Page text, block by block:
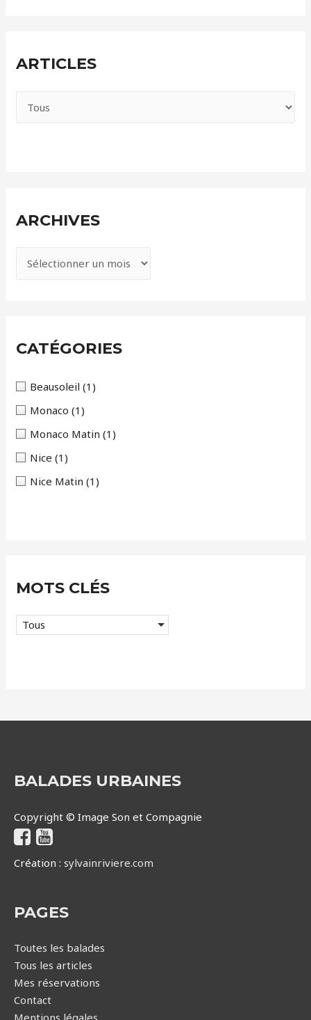
ARTICLES
ARCHIVES
e
s
CATÉGORIES
Beausoleil(1)
Monaco(1)
Monaco Matin(1)
Nice(1)
Nice Matin(1)
MOTS CLÉS
Tous
BALADES URBAINES
Copyright © Image Son et Compagnie
Création : sylvainriviere.com
PAGES
Toutes les balades
Tous les articles
Mes réservations
Contact